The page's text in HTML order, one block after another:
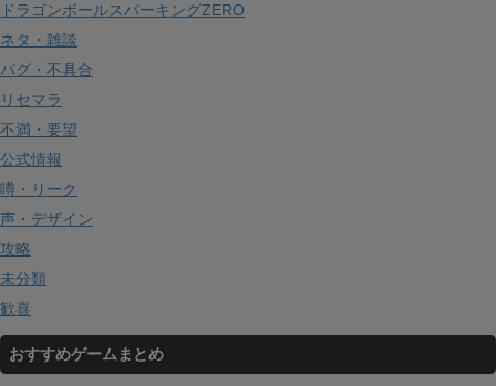
ドラゴンボールスパーキングZERO
ネタ・雑談
バグ・不具合
リセマラ
不満・要望
公式情報
噂・リーク
声・デザイン
攻略
未分類
歓喜
おすすめゲームまとめ